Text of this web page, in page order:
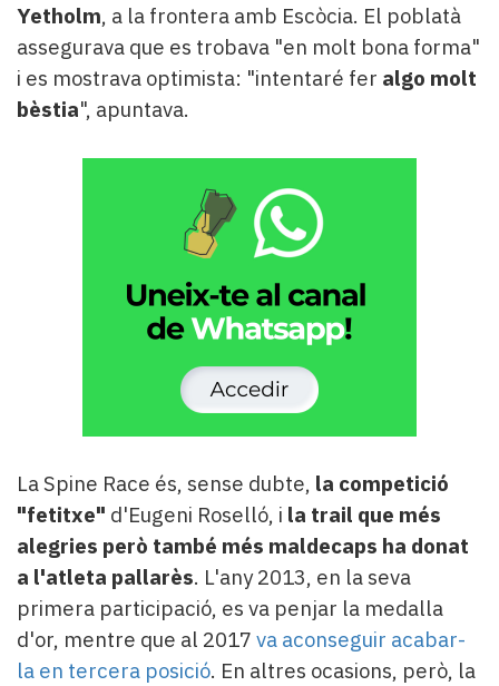
Yetholm, a la frontera amb Escòcia. El poblatà
assegurava que es trobava "en molt bona forma"
i es mostrava optimista: "intentaré fer algo molt
bèstia", apuntava.
La Spine Race és, sense dubte, la competició
"fetitxe" d'Eugeni Roselló, i la trail que més
alegries però també més maldecaps ha donat
a l'atleta pallarès. L'any 2013, en la seva
primera participació, es va penjar la medalla
d'or, mentre que al 2017 va aconseguir acabar-
la en tercera posició. En altres ocasions, però, la